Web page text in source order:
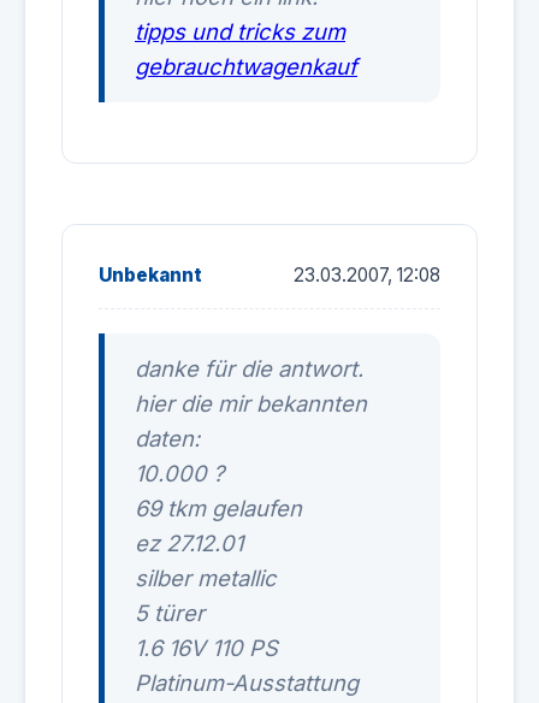
tipps und tricks zum
gebrauchtwagenkauf
Unbekannt 23.03.2007, 12:08
danke für die antwort.
hier die mir bekannten
daten:
10.000 ?
69 tkm gelaufen
ez 27.12.01
silber metallic
5 türer
1.6 16V 110 PS
Platinum-Ausstattung